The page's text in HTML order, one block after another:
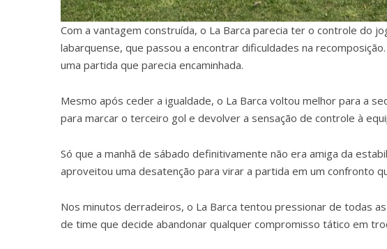
Com a vantagem construída, o La Barca parecia ter o controle do
labarquense, que passou a encontrar dificuldades na
uma partida que parecia encaminhada.
Mesmo após ceder a igualdade, o La Barca voltou melhor para a
para marcar o terceiro gol e devolver a sensação de controle à
Só que a manhã de sábado definitivamente não era amiga da
aproveitou uma desatenção para virar a partida em um confronto
Nos minutos derradeiros, o La Barca tentou pressionar de todas
de time que decide abandonar qualquer compromisso tático em